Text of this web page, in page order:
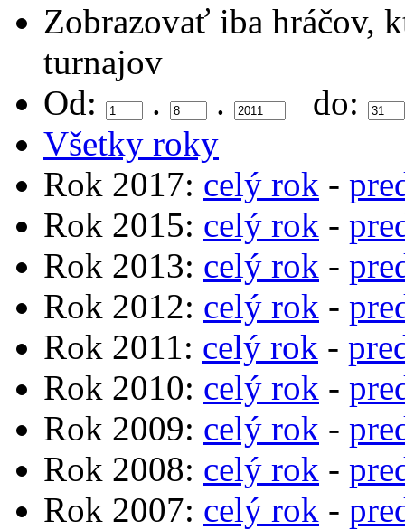
Zobrazovať iba hráčov,
turnajov
Od:
. .
do:
Všetky roky
Rok 2017: celý rok -
Rok 2015: celý rok -
Rok 2013: celý rok -
Rok 2012: celý rok -
Rok 2011: celý rok -
Rok 2010: celý rok -
Rok 2009: celý rok -
Rok 2008: celý rok -
Rok 2007: celý rok -